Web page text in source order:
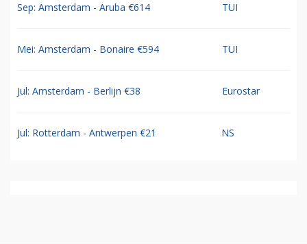
Sep: Amsterdam - Aruba €614 TUI
Mei: Amsterdam - Bonaire €594 TUI
Jul: Amsterdam - Berlijn €38 Eurostar
Jul: Rotterdam - Antwerpen €21 NS